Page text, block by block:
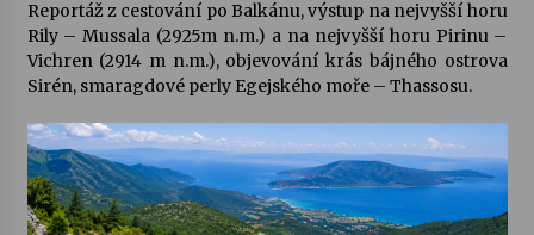
Pozvánka na integrační festival Quijotova
šedesátka: 28. 7.–1. 8. 2026
Letní koncerty ve Stromovce: Kolchoz a
Jenakaši
28. 7. 2026
Reportáž z cestování po Balkánu, výstup na nejvyšší horu
Rily – Mussala (2925m n.m.) a na nejvyšší horu Pirinu –
Vichren (2914 m n.m.), objevování krás bájného ostrova
Sirén, smaragdové perly Egejského moře – Thassosu.